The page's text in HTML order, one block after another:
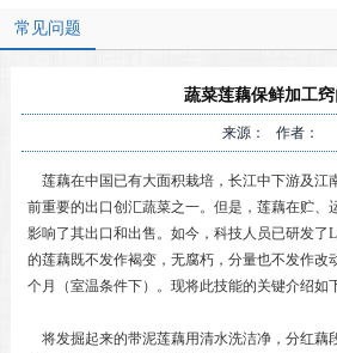
常见问题
蔬菜莲藕保鲜加工窍
来源： 作者：
莲藕在中国已有大面积栽培，长江中下游及江
前重要的出口创汇蔬菜之一。但是，莲藕在贮、
影响了其出口和出售。如今，科技人员已研发了
的莲藕既不发作褐变，无腐朽，分量也不发作改
个月（室温条件下）。现将此技能的关键介绍如
将发掘起来的带泥莲藕用清水洗洁净，分红藕